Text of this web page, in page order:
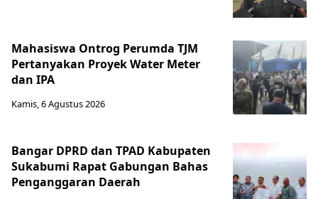
Mahasiswa Ontrog Perumda TJM
Pertanyakan Proyek Water Meter
dan IPA
Kamis, 6 Agustus 2026
Bangar DPRD dan TPAD Kabupaten
Sukabumi Rapat Gabungan Bahas
Penganggaran Daerah